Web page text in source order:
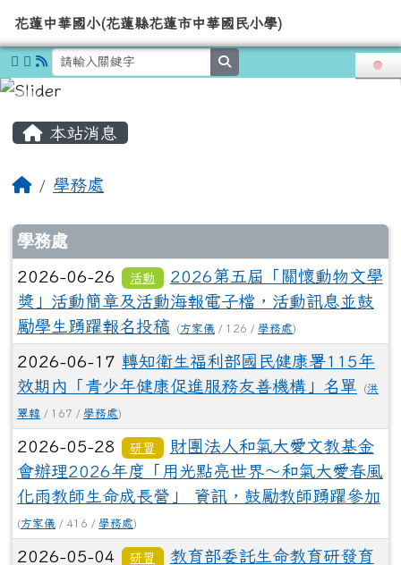
花蓮中華國小(花蓮縣花蓮市中華
導覽列
花蓮中華國小(花蓮縣花蓮市中華國民小學)
本站消息
回首頁
學務處
文章列表
學務處
2026-06-26 活動
2026第五屆「關懷動物文學
獎」活動簡章及活動海報電子檔，活動訊息並鼓
勵學生踴躍報名投稿
(方家儀 / 126 / 學務處)
2026-06-17 轉知衛生福利部國民健康署115年
效期內「青少年健康促進服務友善機構」名單
(洪
翠韓 / 167 / 學務處)
2026-05-28 研習
財團法人和氣大愛文教基金
會辦理2026年度「用光點亮世界～和氣大愛春風
化雨教師生命成長營」 資訊，鼓勵教師踴躍參加
(方家儀 / 416 / 學務處)
2026-05-04 研習
教育部委託生命教育研發育